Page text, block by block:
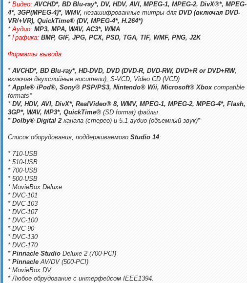
* Видео: AVCHD*, BD Blu-ray*, DV, HDV, AVI, MPEG-1, MPEG-2, DivX®*, MPEG-
4*, 3GP(MPEG-4)*, WMV, незашифрованные титры для DVD (включая DVD-
VR/+VR), QuickTime® (DV, MPEG-4*, H.264*)
*Аудио: MP3, MPA, WAV, AC3*, WMA
* Графика: BMP, GIF, JPG, PCX, PSD, TGA, TIF, WMF, PNG, J2K
Форматы вывода
* AVCHD*, BD Blu-ray*, HD-DVD, DVD (DVD-R, DVD-RW, DVD+R or DVD+RW,
включая двухслойные носители), S-VCD, Video CD (VCD)
* Apple® iPod®, Sony® PSP/PS3, Nintendo® Wii, Microsoft® Xboxcompatible
formats*
* DV, HDV, AVI, DivX*, RealVideo® 8, WMV, MPEG-1, MPEG-2, MPEG-4*, Flash,
3GP*, WAV, MP3*, QuickTime® (SD format) файлы
* Dolby® Digital 2 канала (стерео) и 5.1 аудио (объемный звук)*
Список оборудования, поддерживаемого Studio 14:
* 710-USB
* 510-USB
* 700-USB
* 500-USB
* MovieBox Deluxe
* DVC-101
* DVC-103
* DVC-107
* DVC-100
* DVC-90
* DVC-130
* DVC-170
* Pinnacle Studio Deluxe 2 (700-PCI)
* Pinnacle AV/DV (500-PCI)
* MovieBox DV
* Любое обрудование с интерфейсом IEEE1394.